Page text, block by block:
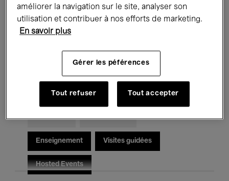
Expositions Films Performances
Rencontres & Débats
Musique classique Global Music
Musique électronique
Pour tous Kids’ Palace
Enseignement Visites guidées
Hosted Events
améliorer la navigation sur le site, analyser son
utilisation et contribuer à nos efforts de marketing.
En savoir plus
Gérer les péférences
Tout refuser Tout accepter